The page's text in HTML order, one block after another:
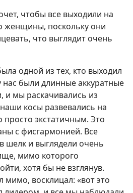
чтобы все выходили на
женщины, поскольку они
что выглядит очень
одной из тех, кто выходил
нас были длинные аккуратные
и мы раскачивались из
косы развевались на
просто экстатичным. Это
с фисгармонией. Все
шелк и выглядели очень
мимо которого
хотя бы не взглянув.
мимо, восклицал: «вот это